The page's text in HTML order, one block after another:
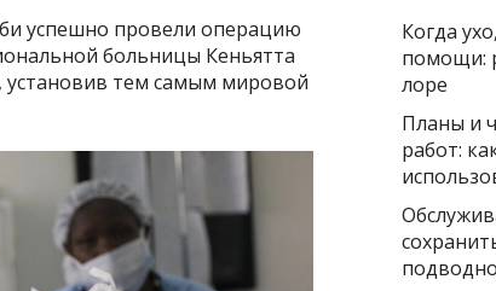
успешно провели операцию
больницы Кеньятта
установив тем самым мировой
Когда
помощи:
лоре
Планы и
работ: